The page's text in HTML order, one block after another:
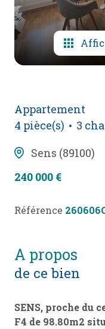
Appartement
4 pièce(s)
3
Sens (89100)
240 000 €
Référence
a propos
de ce bien
SENS, proche du
F4 de 98.80m2